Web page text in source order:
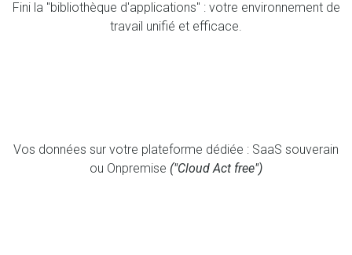
Fini la "bibliothèque d'applications" : votre environnement de
travail unifié et efficace.
Vos données sur votre plateforme dédiée : SaaS souverain
ou Onpremise ("Cloud Act free")